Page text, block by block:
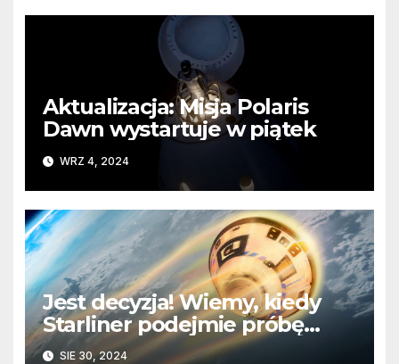
Aktualizacja: Misja Polaris
Dawn wystartuje w piątek
WRZ 4, 2024
Jest decyzja! Wiemy, kiedy
Starliner podejmie próbę
powrotu na Ziemię
SIE 30, 2024